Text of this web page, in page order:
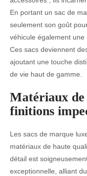
En portant un sac de
seulement son goût
véhicule également une
Ces sacs deviennent
ajoutant une touche
de vie haut de gamme.
Matériaux
finitions
Les sacs de marque
matériaux de haute
détail est
exceptionnelle, alliant